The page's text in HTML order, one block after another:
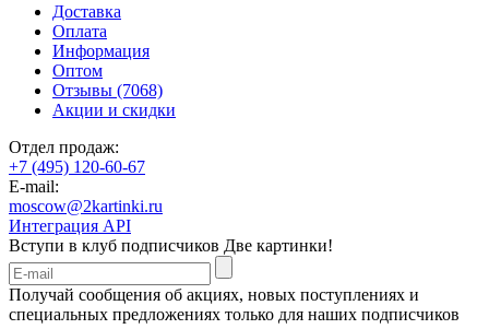
Доставка
Оплата
Информация
Оптом
Отзывы (7068)
Акции и скидки
Отдел продаж:
+7 (495) 120-60-67
E-mail:
moscow@2kartinki.ru
Интеграция API
Вступи в клуб подписчиков Две картинки!
Получай сообщения об акциях, новых поступлениях и
специальных предложениях только для наших подписчиков